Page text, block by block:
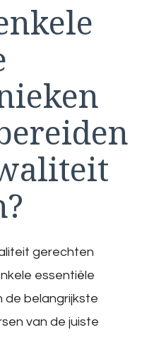
gerechten
essentiële
de belangrijkste
van de juiste